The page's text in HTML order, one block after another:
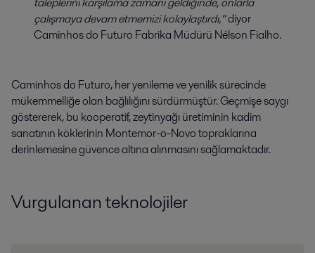
çalışmaya devam etmemizi kolaylaştırdı,”diyor
Caminhos do Futuro Fabrika Müdürü Nélson Fialho.
Caminhos do Futuro, her yenileme ve yenilik sürecinde
mükemmelliğe olan bağlılığını sürdürmüştür. Geçmişe saygı
göstererek, bu kooperatif, zeytinyağı üretiminin kadim
sanatının köklerinin Montemor-o-Novo topraklarına
derinlemesine güvence altına alınmasını sağlamaktadır.
Vurgulanan teknolojiler